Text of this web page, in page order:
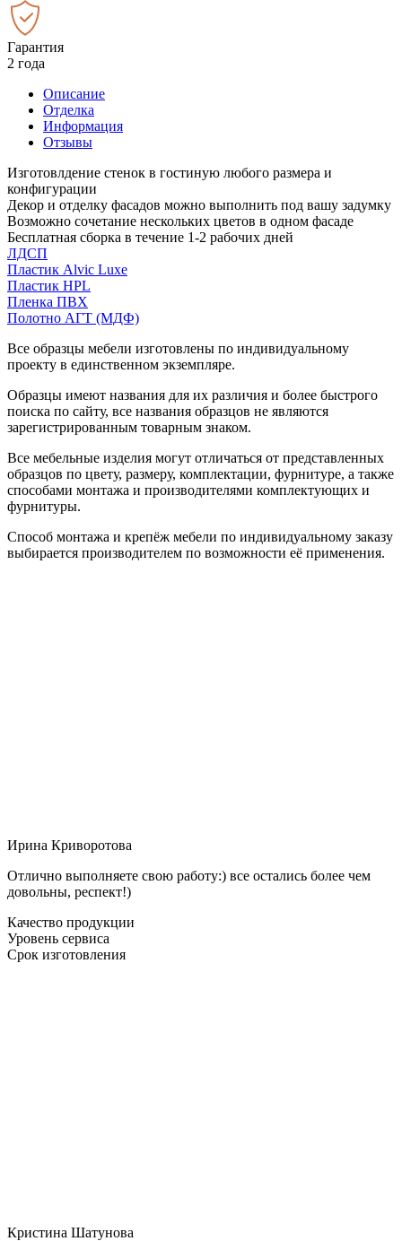
Гарантия
2 года
Описание
Отделка
Информация
Отзывы
Изготовлдение стенок в гостиную любого размера и
конфигурации
Декор и отделку фасадов можно выполнить под вашу задумку
Возможно сочетание нескольких цветов в одном фасаде
Бесплатная сборка в течение 1-2 рабочих дней
ЛДСП
Пластик Alvic Luxe
Пластик HPL
Пленка ПВХ
Полотно АГТ (МДФ)
Все образцы мебели изготовлены по индивидуальному
проекту в единственном экземпляре.
Образцы имеют названия для их различия и более быстрого
поиска по сайту, все названия образцов не являются
зарегистрированным товарным знаком.
Все мебельные изделия могут отличаться от представленных
образцов по цвету, размеру, комплектации, фурнитуре, а также
способами монтажа и производителями комплектующих и
фурнитуры.
Способ монтажа и крепёж мебели по индивидуальному заказу
выбирается производителем по возможности её применения.
Ирина Криворотова
Отлично выполняете свою работу:) все остались более чем
довольны, респект!)
Качество продукции
Уровень сервиса
Срок изготовления
Кристина Шатунова